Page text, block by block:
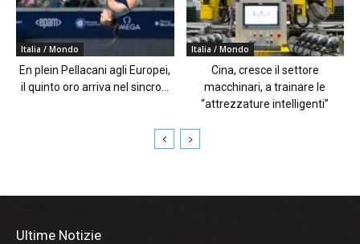
Italia / Mondo
En plein Pellacani agli Europei,
il quinto oro arriva nel sincro...
Italia / Mondo
Cina, cresce il settore
macchinari, a trainare le
“attrezzature intelligenti”
Ultime Notizie